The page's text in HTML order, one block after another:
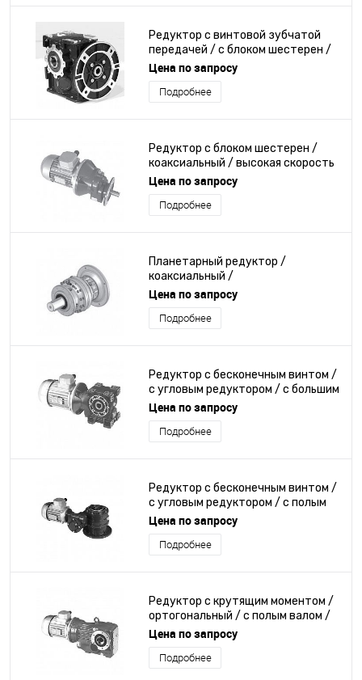
Редуктор с винтовой зубчатой
передачей / с блоком шестерен /
ортогональный / компактный
Цена по запросу
Подробнее
Редуктор с блоком шестерен /
коаксиальный / высокая скорость
/ с фланцем
Цена по запросу
Подробнее
Планетарный редуктор /
коаксиальный /
четырехуровневый / с полым
валом
Цена по запросу
Подробнее
Редуктор с бесконечным винтом /
с угловым редуктором / с большим
моментом / с полым валом
Цена по запросу
Подробнее
Редуктор с бесконечным винтом /
с угловым редуктором / с полым
валом / модульный
Цена по запросу
Подробнее
Редуктор с крутящим моментом /
ортогональный / с полым валом /
для двигателя
Цена по запросу
Подробнее